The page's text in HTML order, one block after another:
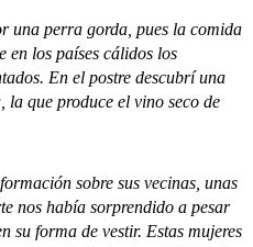
perra gorda, pues la comida
en los países cálidos los
En el postre descubrí una
la que produce el vino seco de
sobre sus vecinas, unas
nos había sorprendido a pesar
su forma de vestir. Estas mujeres